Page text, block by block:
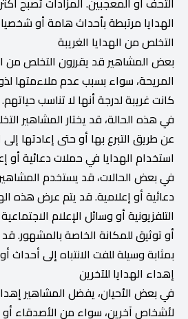
الهدايا مرتبطة بأحداث هامة أو
التخلص من الهدايا الغريبة
بعض المشاهير قد يقررون التخلص من
المريحة، سواء بسبب عدم ملاءمتها
كانت غريبة لدرجة أنها لا تناسب حياتهم.
في هذه الحالة، قد يختار المشاهير
عن طريق التبرع بها أو حتى إعادتها
استخدام الهدايا في حملات دعائية أو
في بعض الحالات، قد يستخدم المشاهير
دعائية أو إعلامية. قد يتم عرض هذه
التلفزيونية أو وسائل الإعلام
أو توثيق للمكانة الخاصة بالمشهور.
بمثابة وسيلة للفت الانتباه إلى أحداث
إهداء الهدايا للآخرين
في بعض الأحيان، يفضل المشاهير
لأشخاص آخرين، سواء من الأصدقاء أو